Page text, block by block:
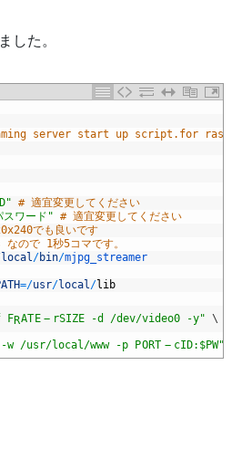
した。
server start up script.for raspi
# 適宜変更してください
スワード" # 適宜変更してください
でも良いです
ので 1秒5コマです。
local/bin/mjpg_streamer
=/usr/local/lib
FRATE − r
FR ATE− SIZE -d /dev/video0 -y" \
w /usr/local/www -p PORT − c
PORT− ID:$PW"